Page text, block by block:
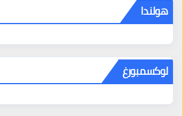
هولندا
لوكسمبورغ